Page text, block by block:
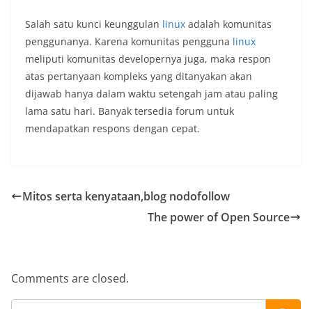
Salah satu kunci keunggulan linux adalah komunitas
penggunanya. Karena komunitas pengguna linux
meliputi komunitas developernya juga, maka respon
atas pertanyaan kompleks yang ditanyakan akan
dijawab hanya dalam waktu setengah jam atau paling
lama satu hari. Banyak tersedia forum untuk
mendapatkan respons dengan cepat.
Mitos serta kenyataan,blog nodofollow
The power of Open Source
Comments are closed.